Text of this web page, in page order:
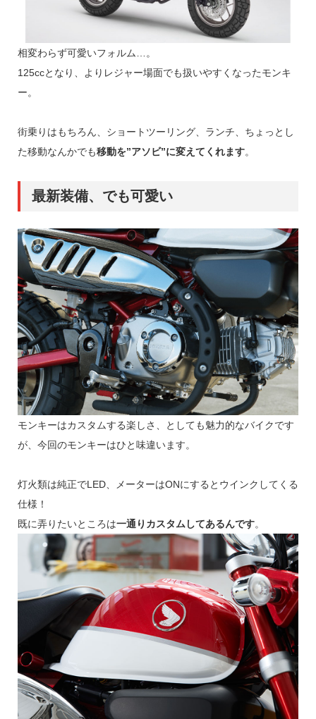
相変わらず可愛いフォルム…。
125ccとなり、よりレジャー場面でも扱いやすくなったモンキ
ー。
街乗りはもちろん、ショートツーリング、ランチ、ちょっとし
た移動なんかでも移動を”アソビ”に変えてくれます。
最新装備、でも可愛い
モンキーはカスタムする楽しさ、としても魅力的なバイクです
が、今回のモンキーはひと味違います。
灯火類は純正でLED、メーターはONにするとウインクしてくる
仕様！
既に弄りたいところは一通りカスタムしてあるんです。